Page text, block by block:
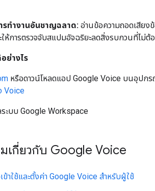
รทำงานอันชาญฉลาด: อ่านข้อความถอดเสียง
ห้การตรวจจับสแปมอัจฉริยะลดสิ่งรบกวนที่ไม่ต้
ย่างไร
หรือดาวน์โหลดแอป Google Voice บนอุปก
Voice
ะบบ Google Workspace
เกี่ยวกับ Google Voice
ข้าใช้และตั้งค่า Google Voice สำหรับผู้ใช้